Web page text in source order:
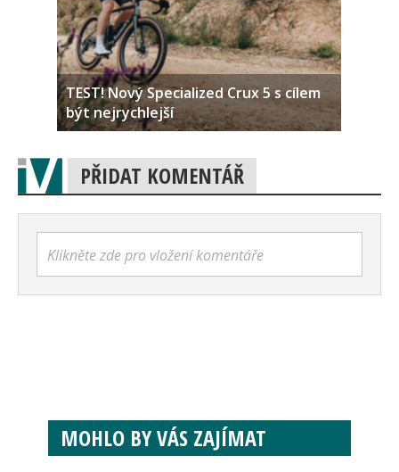
TEST! Nový Specialized Crux 5 s cílem
být nejrychlejší
PŘIDAT KOMENTÁŘ
Klikněte zde pro vložení komentáře
MOHLO BY VÁS ZAJÍMAT